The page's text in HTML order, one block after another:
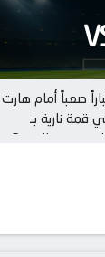
صعباً أمام هارت
قمة نارية بـ
– الدور 3